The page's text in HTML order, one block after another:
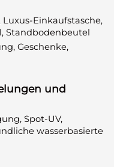
Luxus-Einkaufstasche,
Standbodenbeutel
Geschenke,
und
Spot-UV,
wasserbasierte